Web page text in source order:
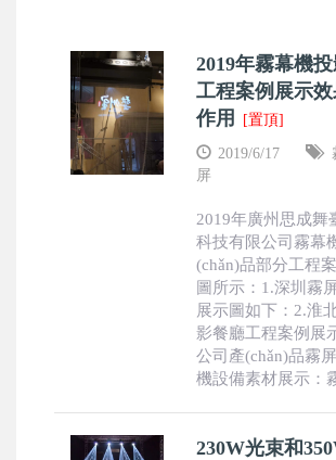
2019年霧幕機
工程案例展示
作用
[置頂]
2019/6/17
屏
2019年廣州思成舞
科技有限公司霧幕
(chǎn)品部分工程
圖所示：1.深圳霧
展示圖如下：2.淮
影餐廳工程案例展
公司產(chǎn)品霧
機設備素材展示：
230W光束和